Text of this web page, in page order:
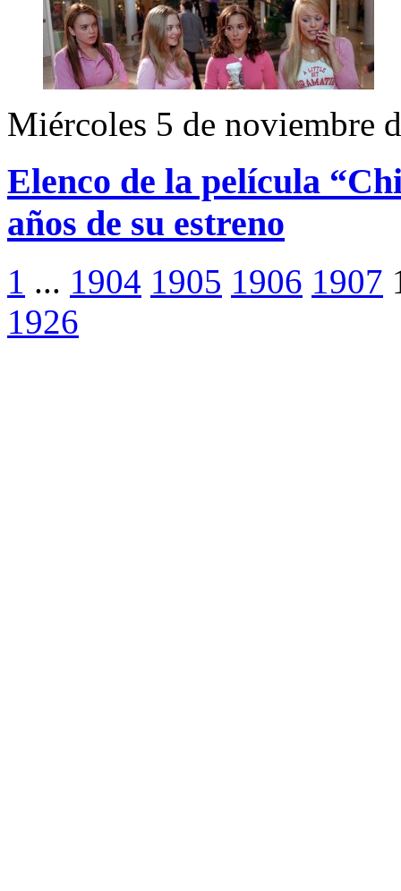
Miércoles 5 de noviembre
Elenco de la película
años de su estreno
1 ... 1904 1905 1906 1907
1926